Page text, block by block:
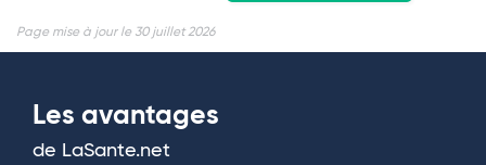
Page mise à jour le 30 juillet 2026
Les avantages
de LaSante.net